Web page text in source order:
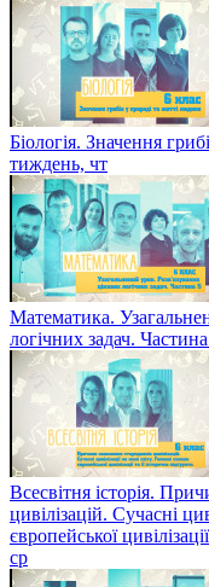
Біологія. Значення
тиждень, чт
Математика.
логічних задач.
Всесвітня історія.
цивілізацій. Сучасні
європейської
ср